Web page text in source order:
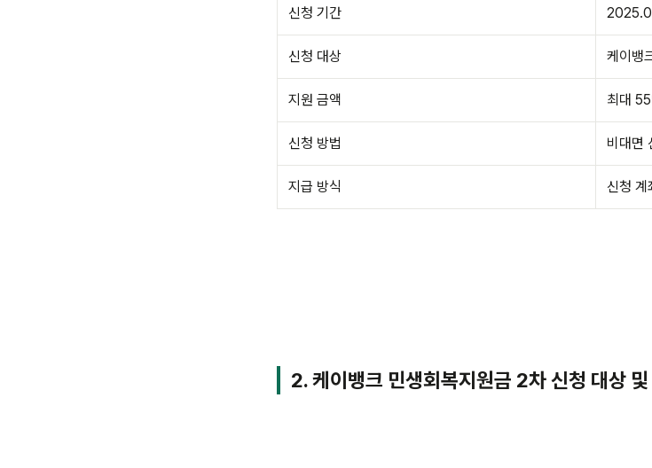
신청 기간
신청 대상 케이뱅
지원 금액 최대
신청 방법 비대면
지급 방식 신청 계
2. 케이뱅크 민생회복지원금 2차 신청 대상 및